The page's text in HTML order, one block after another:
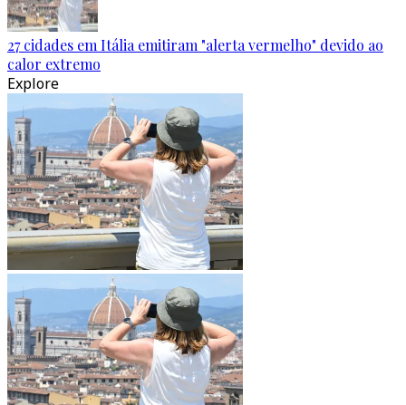
27 cidades em Itália emitiram "alerta vermelho" devido ao
calor extremo
Explore